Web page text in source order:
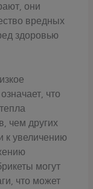
они
вредных
здоровью
что
чем других
к увеличению
могут
что может